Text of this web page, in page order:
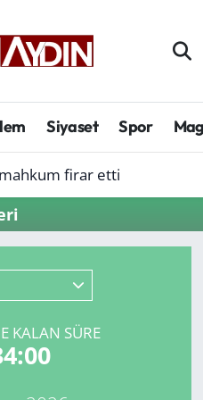
Siyaset Spor
firar etti
KALAN SÜRE
ve Fikstür